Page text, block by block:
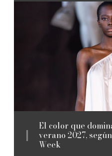
El color que
verano 2027,
Week